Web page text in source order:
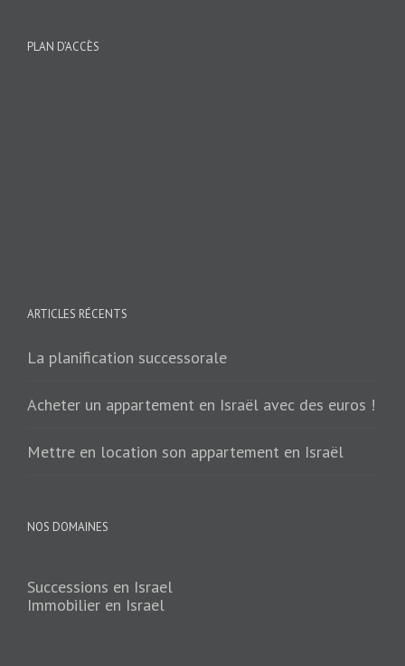
PLAN D’ACCÈS
ARTICLES RÉCENTS
La planification successorale
Acheter un appartement en Israël avec des euros !
Mettre en location son appartement en Israël
NOS DOMAINES
Successions en Israel
Immobilier en Israel